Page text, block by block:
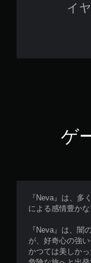
イ
ゲ
『Neva』は、多
による感情豊か
『Neva』は、闇
が、好奇心の強
かつては美しか